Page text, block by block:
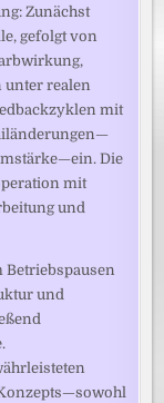
Zunächst
gefolgt von
realen
mit
Die
mit
und
Betriebspausen
und